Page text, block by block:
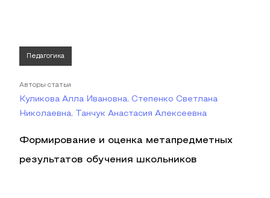
Педагогика
Авторы статьи
Куликова Алла Ивановна, Степенко Светлана
Николаевна, Танчук Анастасия Алексеевна
Формирование и оценка метапредметных
результатов обучения школьников